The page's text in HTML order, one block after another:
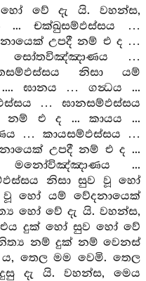
වේ දැ යි. වහන්ස,
... චක්ඛුසම්ඵස්සය …
උපදී නම් එ ද …
…
නිසා යම්
ඝානය … ගන්‍ධය ...
… ඝානසම්ඵස්සය
නම් එ ද ... කායය ...
… කායසම්ඵස්සය …
උපදී නම් එ ද ...
...
නිසා සුව වූ හෝ
හෝ යම් වේදනායෙක්
හෝ වේ දැ යි. වහන්ස,
දුක් හෝ සුව හෝ වේ
නම් දුක් නම් වෙනස්
තෙල මම වෙමි. තෙල
දැ යි. වහන්ස, මෙය